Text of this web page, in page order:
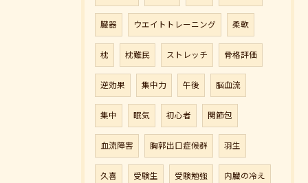
臓器 ウエイトトレーニング 柔軟
枕 枕難民 ストレッチ 骨格評価
逆効果 集中力 午後 脳血流
集中 眠気 初心者 関節包
血流障害 胸郭出口症候群 羽生
久喜 受験生 受験勉強 内臓の冷え